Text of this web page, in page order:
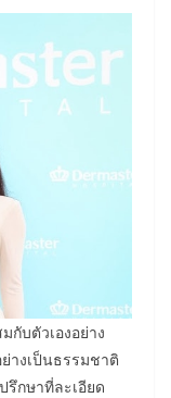
กับตัวเองอย่าง
างเป็นธรรมชาติ
กษาที่ละเอียด